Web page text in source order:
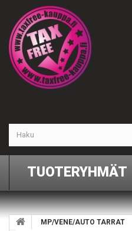
TUOTERYHMÄT
MP/VENE/AUTO TARRAT